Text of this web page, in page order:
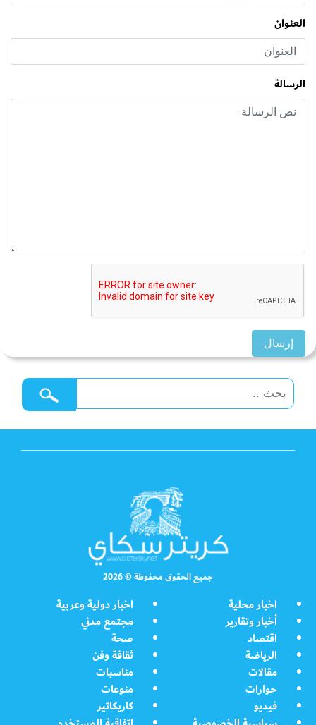
العنوان
الرسالة
إرسال
جميع الحقوق محفوظة © 2026
اخبار محلية
اخبار دولية وعربية
أخبار وتقارير
مجتمع مدني
اقتصاد
صحة
الرياضة
ثقافة وفن
مقالات
مناسبات
حوارات
منوعات
فيديو
كاريكاتير